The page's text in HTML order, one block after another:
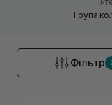
Група
Фільтр